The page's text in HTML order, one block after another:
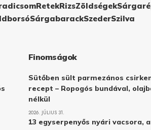
RetekRizsZöldségek
SárgabarackSzederSzilva
Finomságok
Sütőben sült parmezános
recept – Ropogós bundával,
nélkül
2026. JÚLIUS 31.
13 egyserpenyős nyári vacsora,